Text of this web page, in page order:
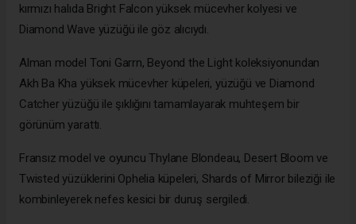
kırmızı halıda Bright Falcon yüksek mücevher kolyesi ve
Diamond Wave yüzüğü ile göz alıcıydı.
Alman model Toni Garrn, Beyond the Light koleksiyonundan
Akh Ba Kha yüksek mücevher küpeleri, yüzüğü ve Diamond
Catcher yüzüğü ile şıklığını tamamlayarak muhteşem bir
görünüm yarattı.
Fransız model ve oyuncu Thylane Blondeau, Desert Bloom ve
Twisted yüzüklerini Ophelia küpeleri, Shards of Mirror bileziği ile
kombinleyerek nefes kesici bir duruş sergiledi.